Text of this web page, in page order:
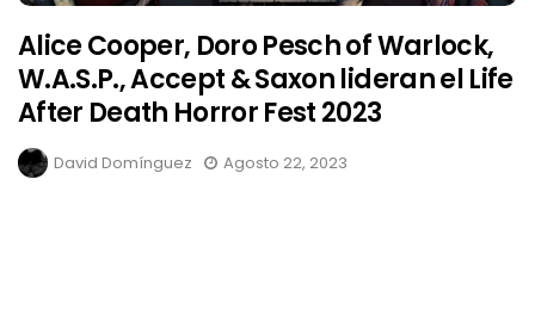
Alice Cooper, Doro Pesch of Warlock,
W.A.S.P., Accept & Saxon lideran el Life
After Death Horror Fest 2023
David Domínguez Agosto 22, 2023